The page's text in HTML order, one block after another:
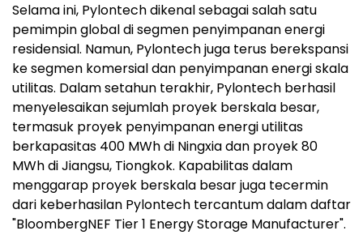
Selama ini, Pylontech dikenal sebagai salah satu
pemimpin global di segmen penyimpanan energi
residensial. Namun, Pylontech juga terus berekspansi
ke segmen komersial dan penyimpanan energi skala
utilitas. Dalam setahun terakhir, Pylontech berhasil
menyelesaikan sejumlah proyek berskala besar,
termasuk proyek penyimpanan energi utilitas
berkapasitas 400 MWh di Ningxia dan proyek 80
MWh di Jiangsu, Tiongkok. Kapabilitas dalam
menggarap proyek berskala besar juga tecermin
dari keberhasilan Pylontech tercantum dalam daftar
"BloombergNEF Tier 1 Energy Storage Manufacturer".